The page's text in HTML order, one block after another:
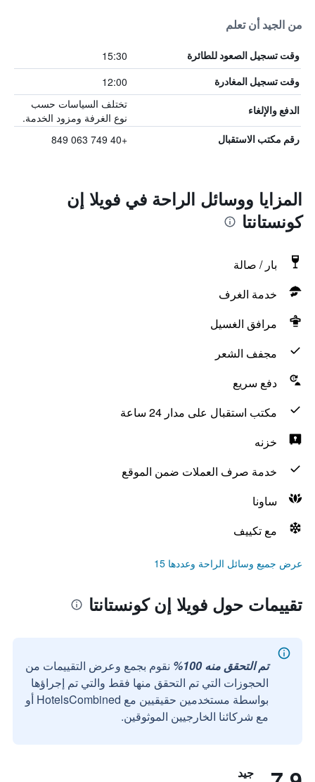
من الجيد أن تعلم
وقت تسجيل الصعود للطائرة 15:30
وقت تسجيل المغادرة 12:00
الدفع والإلغاء
تختلف السياسات حسب
نوع الغرفة ومزود الخدمة.
رقم مكتب الاستقبال +40 749 063 849
المزايا ووسائل الراحة في فويلا إن
كونستانتا
بار / صالة
خدمة الغرف
مرافق الغسيل
مجفف الشعر
دفع سريع
مكتب استقبال على مدار 24 ساعة
خزنه
خدمة صرف العملات ضمن الموقع
ساونا
مع تكييف
عرض جميع وسائل الراحة وعددها 15
تقييمات حول فويلا إن كونستانتا
تم التحقق منه 100%
نقوم بجمع وعرض التقييمات من
الحجوزات التي تم التحقق منها فقط والتي تم إجراؤها
بواسطة مستخدمين حقيقيين مع HotelsCombined أو
مع شركائنا الخارجيين الموثوقين.
جيد